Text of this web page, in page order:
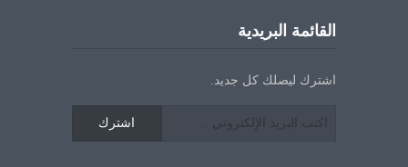
القائمة البريدية
اشترك ليصلك كل جديد.
اشترك